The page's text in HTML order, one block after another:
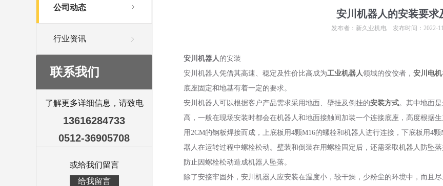
公司动态
行业资讯
联系我们
了解更多详细信息，请致电
13616284733
0512-36905708
或给我们留言
给我留言
安川机器人的安装要求
发布者：新久业机电 发布时间：2022-
安川机器人的安装
安川机器人凭借其高速、稳定及性价比高成为工业机器人领域的佼佼者， 安川电机
底座固定和地基有着一定的要求。
安川机器人可以根据客户产品需求采用地面、壁挂及倒挂的安装方式。其中地面
高，一般在现场安装时都会在机器人和地面接触间加装一个连接底座，高度根据
用2CM的钢板焊接而成，上底板用4颗M16的螺栓和机器人进行连接，下底板用4
器人在运转过程中螺栓松动。壁装和倒装在用螺栓固定后，还需采取机器人 防坠
防止因螺栓松动造成机器人坠落。
除了安接牢固外，安川机器人应安装在温度小，较干燥，少粉尘的环境中，而且